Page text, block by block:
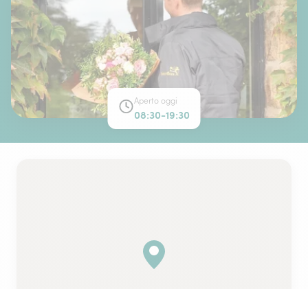
Aperto oggi
08:30-19:30